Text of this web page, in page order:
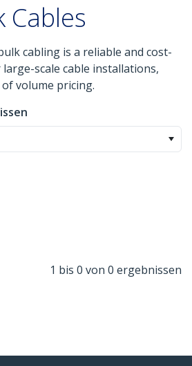
Cables
cabling is a reliable and cost-
scale cable installations,
volume pricing.
1 bis 0 von 0 ergebnissen